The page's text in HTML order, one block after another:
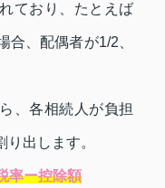
ており、たとえば
合、配偶者が1/2、
、各相続人が負担
出します。
率ー控除額